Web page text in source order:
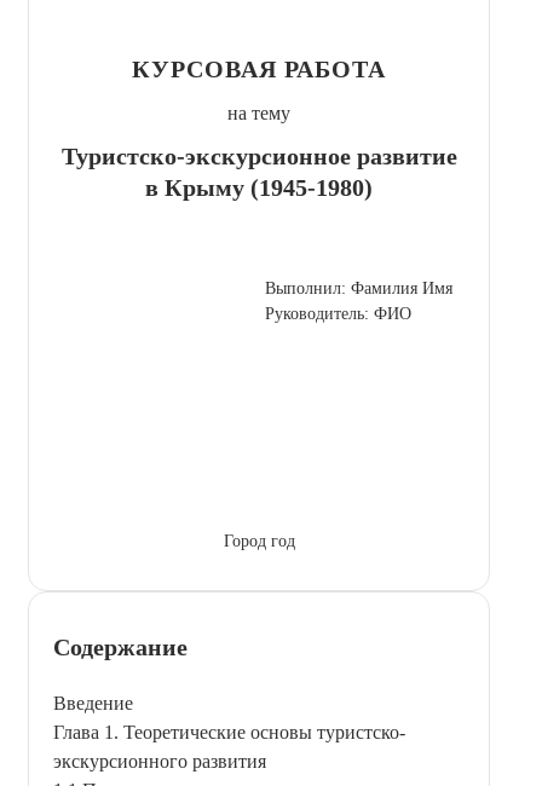
КУРСОВАЯ РАБОТА
на тему
Туристско-экскурсионное развитие
в Крыму (1945-1980)
Выполнил: Фамилия Имя
Руководитель: ФИО
Город год
Содержание
Введение
Глава 1. Теоретические основы туристско-
экскурсионного развития